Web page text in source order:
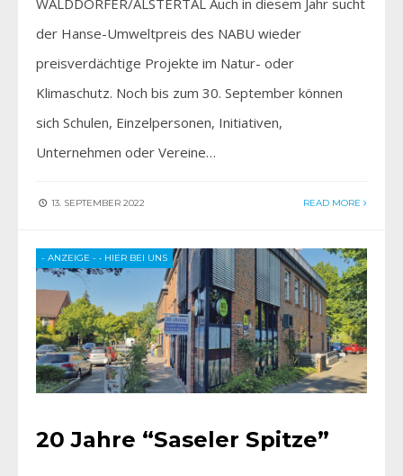
der Hanse-Umweltpreis des NABU wieder
preisverdächtige Projekte im Natur- oder
Klimaschutz. Noch bis zum 30. September können
sich Schulen, Einzelpersonen, Initiativen,
Unternehmen oder Vereine…
13. SEPTEMBER 2022 READ MORE
- ANZEIGE - • HIER BEI UNS
20 Jahre “Saseler Spitze”